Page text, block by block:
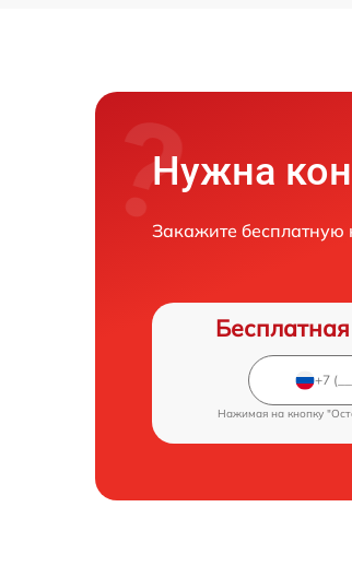
Нужна
Закажите бесплатную
Нажимая на кнопку